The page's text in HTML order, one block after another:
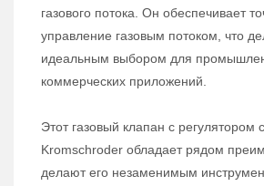
газового потока. Он обеспечивает
управление газовым потоком, что
идеальным выбором для
коммерческих приложений.
Этот газовый клапан с регулятором
Kromschroder обладает рядом
делают его незаменимым